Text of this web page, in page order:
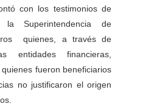
con los testimonios de
la Superintendencia de
quienes, a través de
entidades financieras,
fueron beneficiarios
no justificaron el origen